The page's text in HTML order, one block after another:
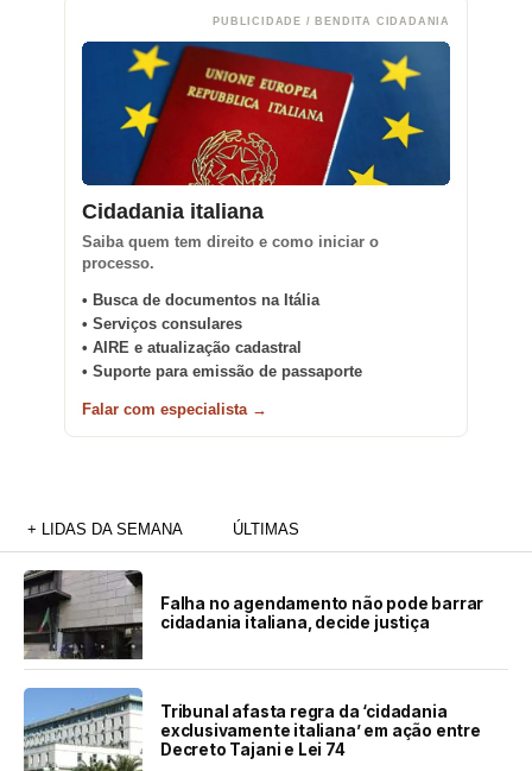
PUBLICIDADE / BENDITA CIDADANIA
Cidadania italiana
Saiba quem tem direito e como iniciar o
processo.
• Busca de documentos na Itália
• Serviços consulares
• AIRE e atualização cadastral
• Suporte para emissão de passaporte
Falar com especialista →
+ LIDAS DA SEMANA ÚLTIMAS
Falha no agendamento não pode barrar
cidadania italiana, decide justiça
Tribunal afasta regra da ‘cidadania
exclusivamente italiana’ em ação entre
Decreto Tajani e Lei 74